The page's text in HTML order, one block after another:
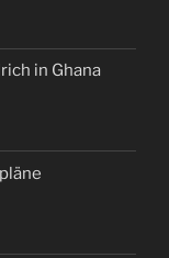
in Ghana